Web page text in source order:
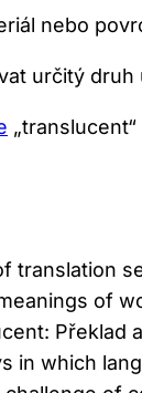
nebo
určitý
translation
of
in which